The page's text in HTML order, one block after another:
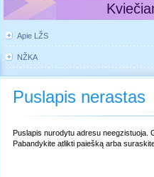
Apie LŽS
NŽKA
Puslapis nerastas
Puslapis nurodytu adresu neegzistuoja.
Pabandykite atlikti paiešką arba